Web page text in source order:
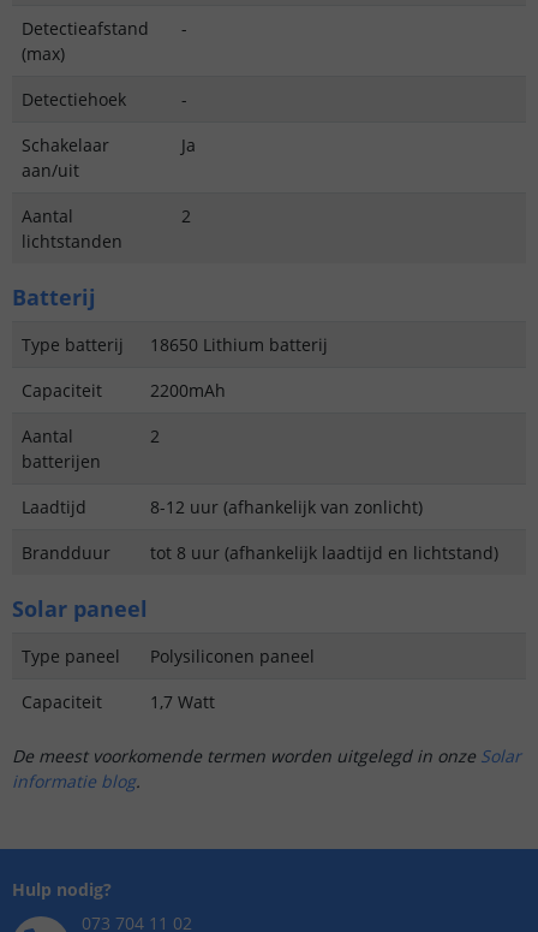
Detectieafstand
(max)
-
Detectiehoek
-
Schakelaar
aan/uit
Ja
Aantal
lichtstanden
2
Batterij
Type batterij
18650 Lithium batterij
Capaciteit
2200mAh
Aantal
batterijen
2
Laadtijd
8-12 uur (afhankelijk van zonlicht)
Brandduur
tot 8 uur (afhankelijk laadtijd en lichtstand)
Solar paneel
Type paneel
Polysiliconen paneel
Capaciteit
1,7 Watt
De meest voorkomende termen worden uitgelegd in onze Solar
informatie blog.
Hulp nodig?
073 704 11 02